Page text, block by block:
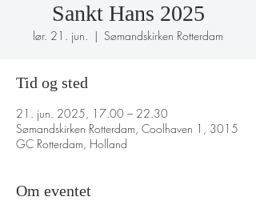
Sankt Hans 2025
lør. 21. jun.
  |
Sømandskirken Rotterdam
Tid og sted
21. jun. 2025, 17.00 – 22.30
Sømandskirken Rotterdam, Coolhaven 1, 3015
GC Rotterdam, Holland
Om eventet